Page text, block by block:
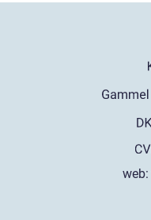
web: